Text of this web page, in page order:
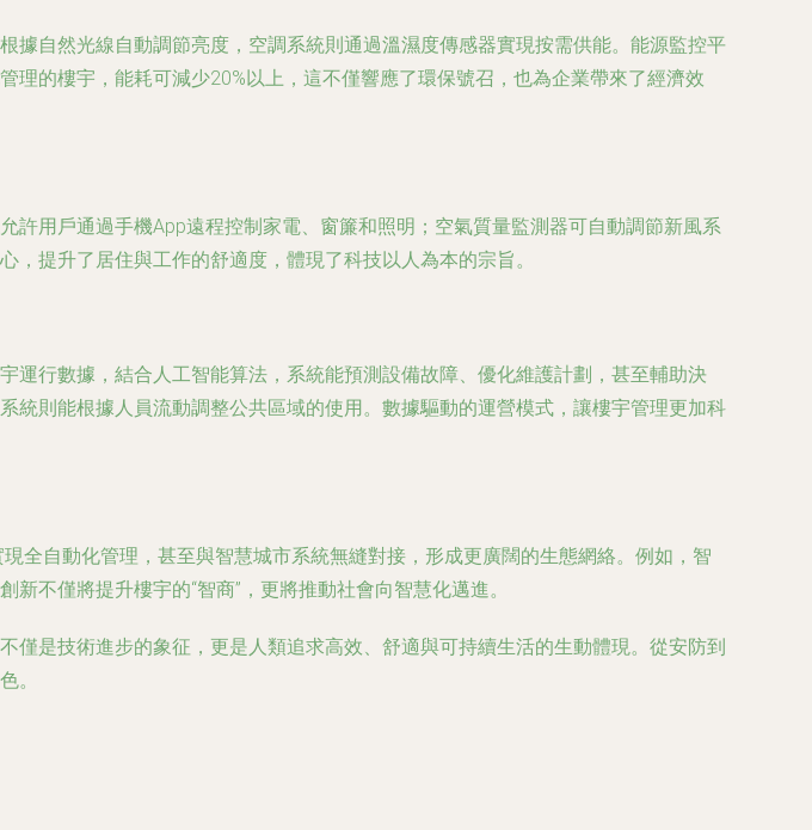
自然光線自動調節亮度，空調系統則通過溫濕度傳感器實現按需供能。能源監控平
的樓宇，能耗可減少20%以上，這不僅響應了環保號召，也為企業帶來了經濟效
用戶通過手機App遠程控制家電、窗簾和照明；空氣質量監測器可自動調節新風系
提升了居住與工作的舒適度，體現了科技以人為本的宗旨。
行數據，結合人工智能算法，系統能預測設備故障、優化維護計劃，甚至輔助決
則能根據人員流動調整公共區域的使用。數據驅動的運營模式，讓樓宇管理更加科
全自動化管理，甚至與智慧城市系統無縫對接，形成更廣闊的生態網絡。例如，智
不僅將提升樓宇的“智商”，更將推動社會向智慧化邁進。
是技術進步的象征，更是人類追求高效、舒適與可持續生活的生動體現。從安防到
。